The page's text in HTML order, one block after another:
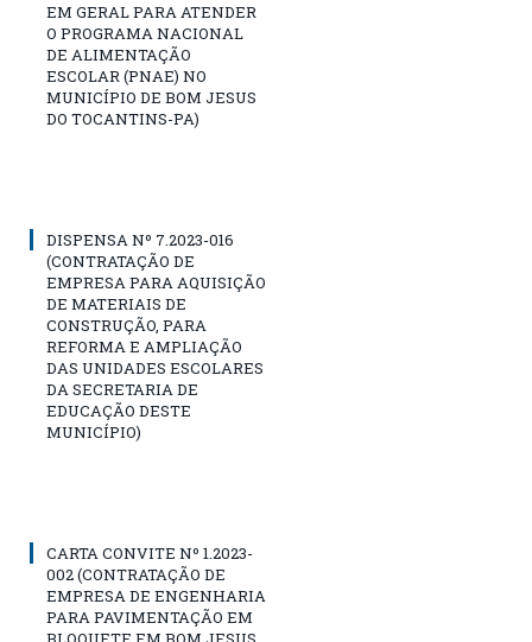
EM GERAL PARA ATENDER
O PROGRAMA NACIONAL
DE ALIMENTAÇÃO
ESCOLAR (PNAE) NO
MUNICÍPIO DE BOM JESUS
DO TOCANTINS-PA)
DISPENSA Nº 7.2023-016
(CONTRATAÇÃO DE
EMPRESA PARA AQUISIÇÃO
DE MATERIAIS DE
CONSTRUÇÃO, PARA
REFORMA E AMPLIAÇÃO
DAS UNIDADES ESCOLARES
DA SECRETARIA DE
EDUCAÇÃO DESTE
MUNICÍPIO)
CARTA CONVITE Nº 1.2023-
002 (CONTRATAÇÃO DE
EMPRESA DE ENGENHARIA
PARA PAVIMENTAÇÃO EM